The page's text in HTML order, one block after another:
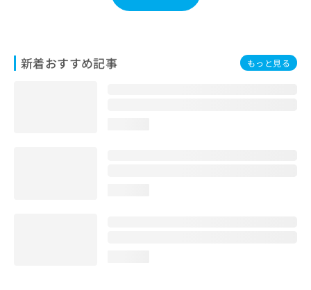
新着おすすめ記事 もっと見る
わ